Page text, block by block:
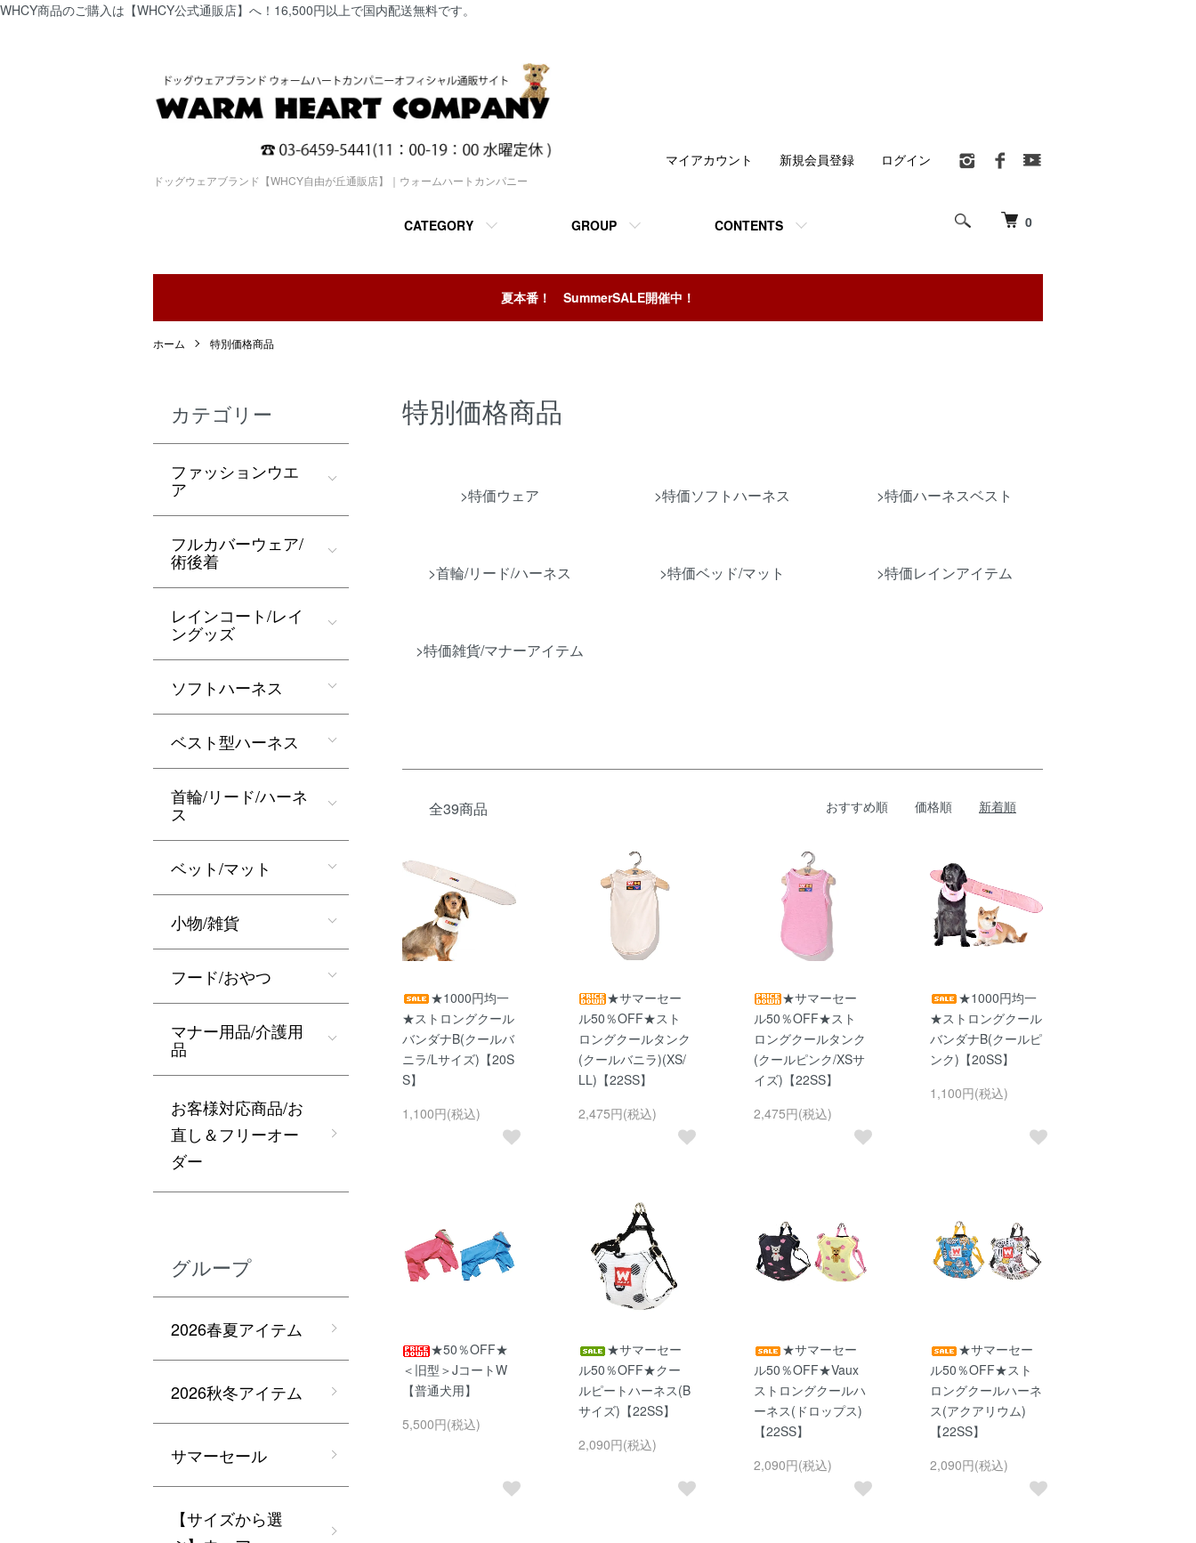
WHCY商品のご購入は【WHCY公式通販店】へ！16,500円以上で国内配送無料です。
ドッグウェアブランド【WHCY自由が丘通販店】｜ウォームハートカンパニー
0
CATEGORY GROUP CONTENTS
マイアカウント 新規会員登録 ログイン
夏本番！ SummerSALE開催中！
ホーム 特別価格商品
特別価格商品
>特価ウェア
>特価ソフトハーネス >特価ハーネスベスト
>首輪/リード/ハーネス >特価ベッド/マット >特価レインアイテム
>特価雑貨/マナーアイテム
全39商品 おすすめ順 価格順 新着順
★1000円均一
★ストロングクール
バンダナB(クールバ
ニラ/Lサイズ)【20S
S】
1,100円(税込)
★サマーセー
ル50％OFF★スト
ロングクールタンク
(クールバニラ)(XS/
LL)【22SS】
2,475円(税込)
★サマーセー
ル50％OFF★スト
ロングクールタンク
(クールピンク/XSサ
イズ)【22SS】
2,475円(税込)
★1000円均一
★ストロングクール
バンダナB(クールピ
ンク)【20SS】
1,100円(税込)
★50％OFF★
＜旧型＞JコートW
【普通犬用】
5,500円(税込)
★サマーセー
ル50％OFF★クー
ルピートハーネス(B
サイズ)【22SS】
2,090円(税込)
★サマーセー
ル50％OFF★Vaux
ストロングクールハ
ーネス(ドロップス)
【22SS】
2,090円(税込)
★サマーセー
ル50％OFF★スト
ロングクールハーネ
ス(アクアリウム)
【22SS】
2,090円(税込)
カテゴリー
ファッションウエ
ア
フルカバーウェア/
術後着
レインコート/レイ
ングッズ
ソフトハーネス
ベスト型ハーネス
首輪/リード/ハーネ
ス
ベット/マット
小物/雑貨
フード/おやつ
マナー用品/介護用
品
お客様対応商品/お
直し＆フリーオー
ダー
グループ
2026春夏アイテム
2026秋冬アイテム
サマーセール
【サイズから選